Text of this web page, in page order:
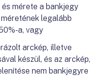
és mérete a bankjegy
legalább
a, vagy
arckép, illetve
készül, és az arckép,
nem bankjegyre